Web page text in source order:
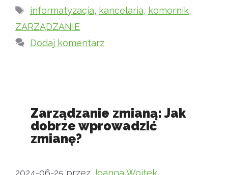
Tagi
informatyzacja, kancelaria, komornik,
ZARZĄDZANIE
Dodaj komentarz
Zarządzanie zmianą: Jak
dobrze wprowadzić
zmianę?
2024-06-25 przez Joanna Wojtek